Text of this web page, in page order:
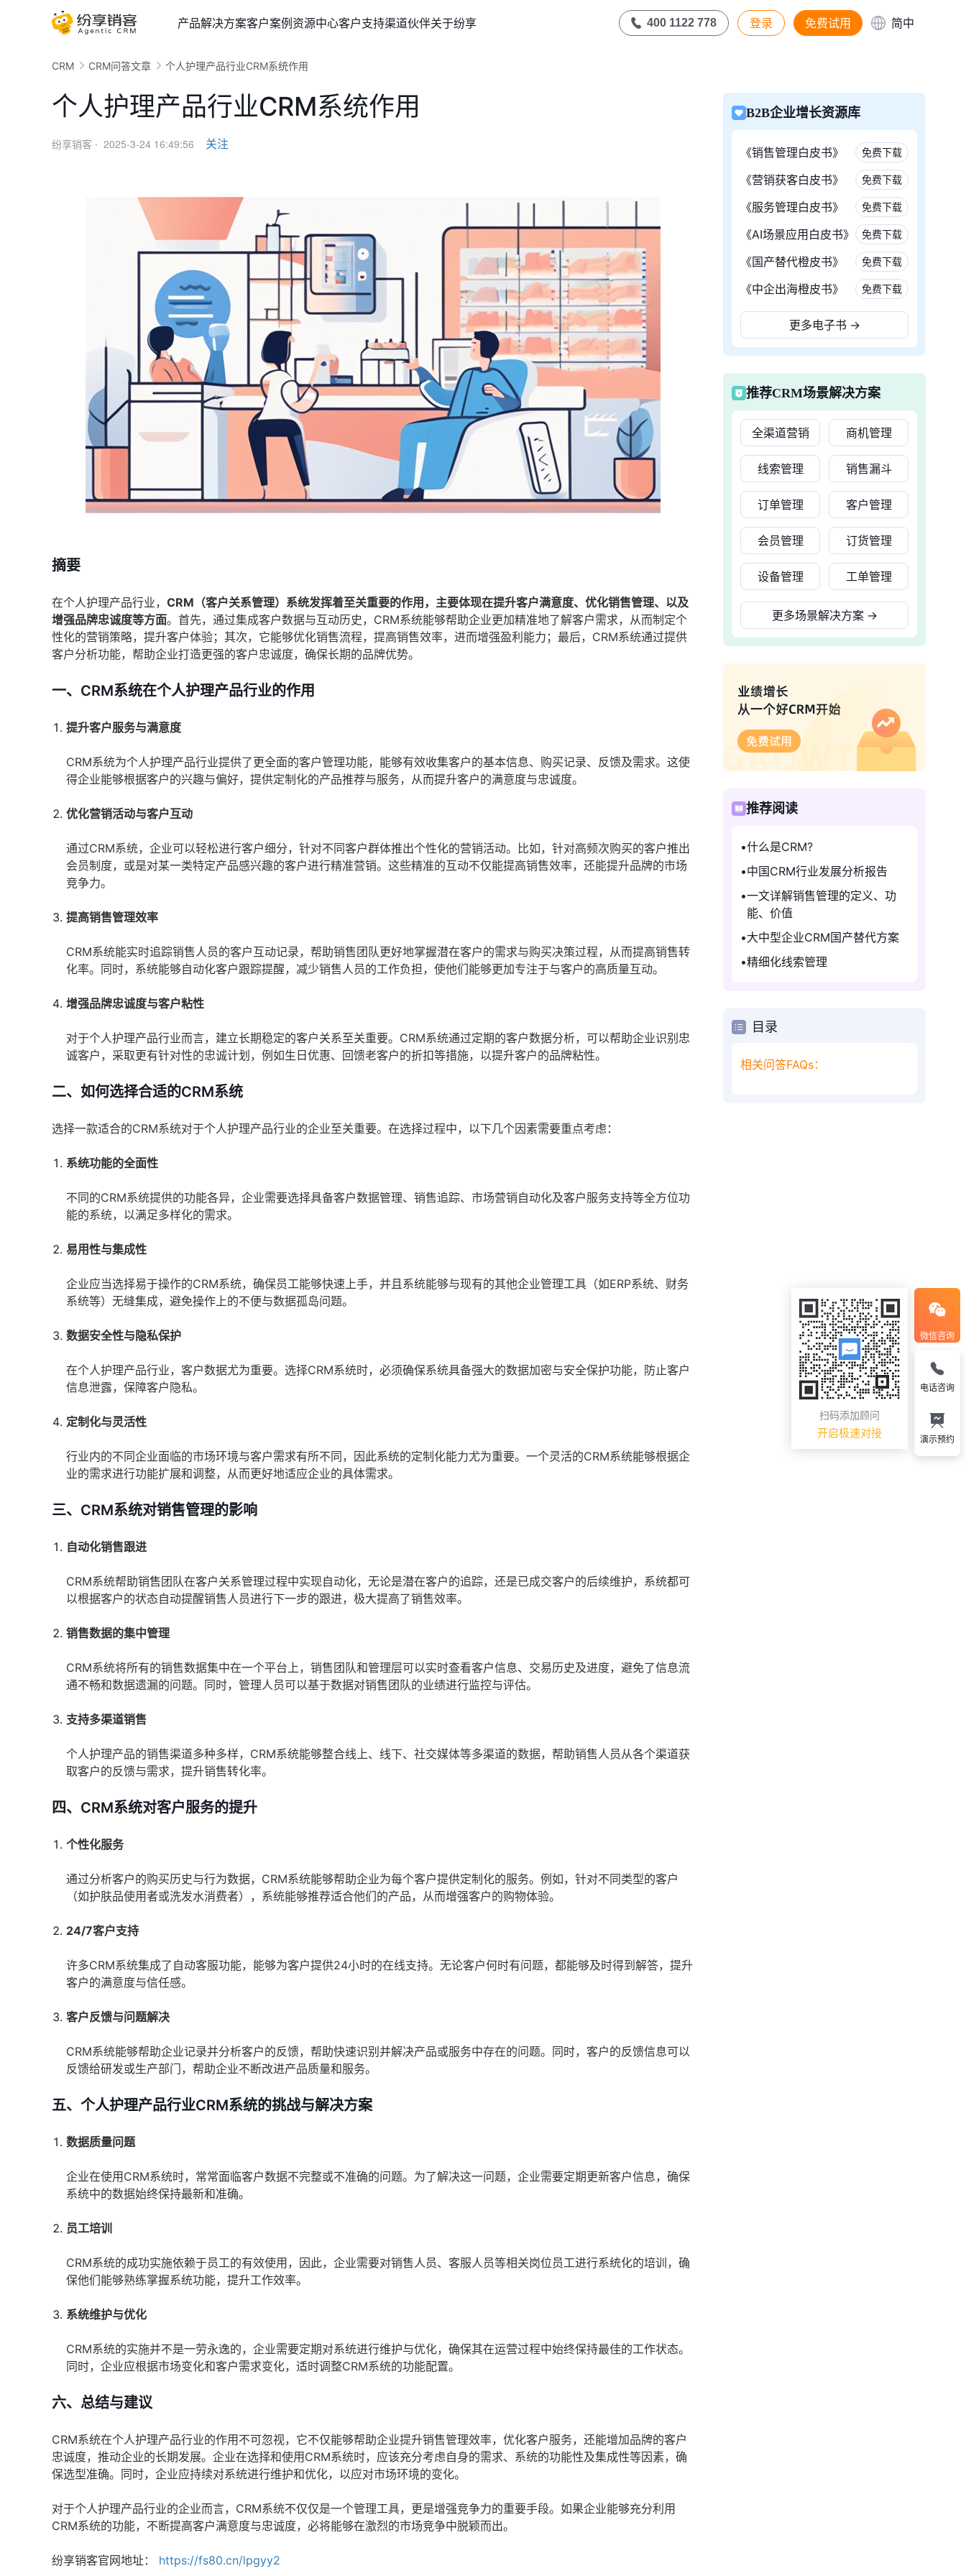
产品解决方案客户案例资源中心客户支持渠道伙伴关于纷享 400 1122 778 登录 免费试用 简中
CRM CRM问答文章 个人护理产品行业CRM系统作用
个人护理产品行业CRM系统作用
纷享销客 · 2025-3-24 16:49:56 关注
摘要
在个人护理产品行业， CRM（客户关系管理）系统发挥着至关重要的作用，主要体现在提升客户满意度、优化销售管理、以及
增强品牌忠诚度等方面。首先，通过集成客户数据与互动历史，CRM系统能够帮助企业更加精准地了解客户需求，从而制定个
性化的营销策略，提升客户体验；其次，它能够优化销售流程，提高销售效率，进而增强盈利能力；最后，CRM系统通过提供
客户分析功能，帮助企业打造更强的客户忠诚度，确保长期的品牌优势。
一、CRM系统在个人护理产品行业的作用
提升客户服务与满意度
CRM系统为个人护理产品行业提供了更全面的客户管理功能，能够有效收集客户的基本信息、购买记录、反馈及需求。这使
得企业能够根据客户的兴趣与偏好，提供定制化的产品推荐与服务，从而提升客户的满意度与忠诚度。
优化营销活动与客户互动
通过CRM系统，企业可以轻松进行客户细分，针对不同客户群体推出个性化的营销活动。比如，针对高频次购买的客户推出
会员制度，或是对某一类特定产品感兴趣的客户进行精准营销。这些精准的互动不仅能提高销售效率，还能提升品牌的市场
竞争力。
提高销售管理效率
CRM系统能实时追踪销售人员的客户互动记录，帮助销售团队更好地掌握潜在客户的需求与购买决策过程，从而提高销售转
化率。同时，系统能够自动化客户跟踪提醒，减少销售人员的工作负担，使他们能够更加专注于与客户的高质量互动。
增强品牌忠诚度与客户粘性
对于个人护理产品行业而言，建立长期稳定的客户关系至关重要。CRM系统通过定期的客户数据分析，可以帮助企业识别忠
诚客户，采取更有针对性的忠诚计划，例如生日优惠、回馈老客户的折扣等措施，以提升客户的品牌粘性。
二、如何选择合适的CRM系统
选择一款适合的CRM系统对于个人护理产品行业的企业至关重要。在选择过程中，以下几个因素需要重点考虑：
系统功能的全面性
不同的CRM系统提供的功能各异，企业需要选择具备客户数据管理、销售追踪、市场营销自动化及客户服务支持等全方位功
能的系统，以满足多样化的需求。
易用性与集成性
企业应当选择易于操作的CRM系统，确保员工能够快速上手，并且系统能够与现有的其他企业管理工具（如ERP系统、财务
系统等）无缝集成，避免操作上的不便与数据孤岛问题。
数据安全性与隐私保护
在个人护理产品行业，客户数据尤为重要。选择CRM系统时，必须确保系统具备强大的数据加密与安全保护功能，防止客户
信息泄露，保障客户隐私。
定制化与灵活性
行业内的不同企业面临的市场环境与客户需求有所不同，因此系统的定制化能力尤为重要。一个灵活的CRM系统能够根据企
业的需求进行功能扩展和调整，从而更好地适应企业的具体需求。
三、CRM系统对销售管理的影响
自动化销售跟进
CRM系统帮助销售团队在客户关系管理过程中实现自动化，无论是潜在客户的追踪，还是已成交客户的后续维护，系统都可
以根据客户的状态自动提醒销售人员进行下一步的跟进，极大提高了销售效率。
销售数据的集中管理
CRM系统将所有的销售数据集中在一个平台上，销售团队和管理层可以实时查看客户信息、交易历史及进度，避免了信息流
通不畅和数据遗漏的问题。同时，管理人员可以基于数据对销售团队的业绩进行监控与评估。
支持多渠道销售
个人护理产品的销售渠道多种多样，CRM系统能够整合线上、线下、社交媒体等多渠道的数据，帮助销售人员从各个渠道获
取客户的反馈与需求，提升销售转化率。
四、CRM系统对客户服务的提升
个性化服务
通过分析客户的购买历史与行为数据，CRM系统能够帮助企业为每个客户提供定制化的服务。例如，针对不同类型的客户
（如护肤品使用者或洗发水消费者），系统能够推荐适合他们的产品，从而增强客户的购物体验。
24/7客户支持
许多CRM系统集成了自动客服功能，能够为客户提供24小时的在线支持。无论客户何时有问题，都能够及时得到解答，提升
客户的满意度与信任感。
客户反馈与问题解决
CRM系统能够帮助企业记录并分析客户的反馈，帮助快速识别并解决产品或服务中存在的问题。同时，客户的反馈信息可以
反馈给研发或生产部门，帮助企业不断改进产品质量和服务。
五、个人护理产品行业CRM系统的挑战与解决方案
数据质量问题
企业在使用CRM系统时，常常面临客户数据不完整或不准确的问题。为了解决这一问题，企业需要定期更新客户信息，确保
系统中的数据始终保持最新和准确。
员工培训
CRM系统的成功实施依赖于员工的有效使用，因此，企业需要对销售人员、客服人员等相关岗位员工进行系统化的培训，确
保他们能够熟练掌握系统功能，提升工作效率。
系统维护与优化
CRM系统的实施并不是一劳永逸的，企业需要定期对系统进行维护与优化，确保其在运营过程中始终保持最佳的工作状态。
同时，企业应根据市场变化和客户需求变化，适时调整CRM系统的功能配置。
六、总结与建议
CRM系统在个人护理产品行业的作用不可忽视，它不仅能够帮助企业提升销售管理效率，优化客户服务，还能增加品牌的客户
忠诚度，推动企业的长期发展。企业在选择和使用CRM系统时，应该充分考虑自身的需求、系统的功能性及集成性等因素，确
保选型准确。同时，企业应持续对系统进行维护和优化，以应对市场环境的变化。
对于个人护理产品行业的企业而言，CRM系统不仅仅是一个管理工具，更是增强竞争力的重要手段。如果企业能够充分利用
CRM系统的功能，不断提高客户满意度与忠诚度，必将能够在激烈的市场竞争中脱颖而出。
纷享销客官网地址： https://fs80.cn/lpgyy2
B2B企业增长资源库
《销售管理白皮书》 免费下载
《营销获客白皮书》 免费下载
《服务管理白皮书》 免费下载
《AI场景应用白皮书》 免费下载
《国产替代橙皮书》 免费下载
《中企出海橙皮书》 免费下载
更多电子书 →
推荐CRM场景解决方案
全渠道营销 商机管理
线索管理 销售漏斗
订单管理 客户管理
会员管理 订货管理
设备管理 工单管理
更多场景解决方案 →
推荐阅读
什么是CRM?
中国CRM行业发展分析报告
一文详解销售管理的定义、功
能、价值
大中型企业CRM国产替代方案
精细化线索管理
目录
相关问答FAQs：
微信咨询
扫码添加顾问
开启极速对接
电话咨询
演示预约